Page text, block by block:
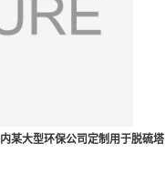
某大型环保公司定制用于脱硫塔